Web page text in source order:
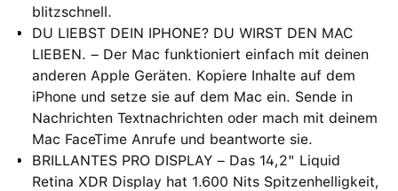
blitzschnell.
DU LIEBST DEIN IPHONE? DU WIRST DEN MAC
LIEBEN. – Der Mac funktioniert einfach mit deinen
anderen Apple Geräten. Kopiere Inhalte auf dem
iPhone und setze sie auf dem Mac ein. Sende in
Nachrichten Textnachrichten oder mach mit deinem
Mac FaceTime Anrufe und beantworte sie.
BRILLANTES PRO DISPLAY – Das 14,2" Liquid
Retina XDR Display hat 1.600 Nits Spitzenhelligkeit,